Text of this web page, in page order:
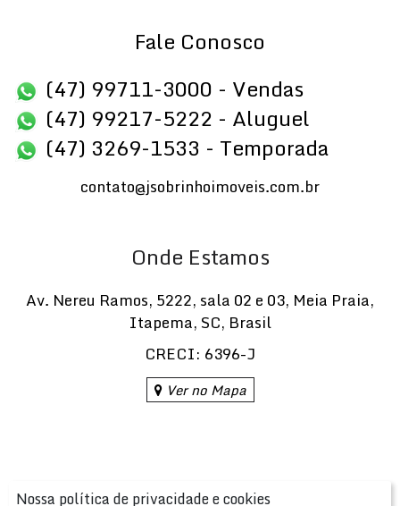
Nossa política de privacidade e cookies
Fale Conosco
(47) 99711-3000 - Vendas
(47) 99217-5222 - Aluguel
(47) 3269-1533 - Temporada
contato@jsobrinhoimoveis.com.br
Onde Estamos
Av. Nereu Ramos, 5222, sala 02 e 03, Meia Praia,
Itapema, SC, Brasil
CRECI: 6396-J
Ver no Mapa